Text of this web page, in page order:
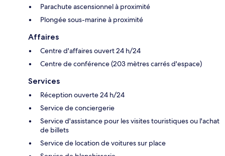
Parachute ascensionnel à proximité
Plongée sous-marine à proximité
Affaires
Centre d'affaires ouvert 24 h/24
Centre de conférence (203 mètres carrés d'espace)
Services
Réception ouverte 24 h/24
Service de conciergerie
Service d'assistance pour les visites touristiques ou l'achat
de billets
Service de location de voitures sur place